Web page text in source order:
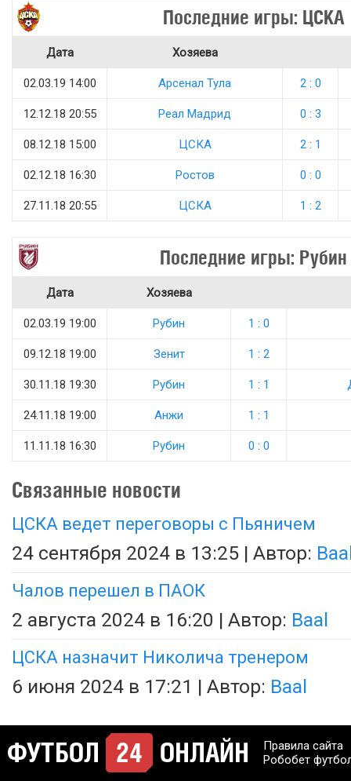
Последние игры: ЦСКА
Дата Хозяева
02.03.19 14:00 Арсенал Тула 2 : 0
12.12.18 20:55 Реал Мадрид 0 : 3
08.12.18 15:00 ЦСКА 2 : 1
02.12.18 16:30 Ростов 0 : 0
27.11.18 20:55 ЦСКА 1 : 2
Последние игры: Рубин
Дата Хозяева
02.03.19 19:00 Рубин 1 : 0
09.12.18 19:00 Зенит 1 : 2
30.11.18 19:30 Рубин 1 : 1
24.11.18 19:00 Анжи 1 : 1
11.11.18 16:30 Рубин 0 : 0
Связанные новости
ЦСКА ведет переговоры с Пьяничем
24 сентября 2024 в 13:25 | Автор:
Чалов перешел в ПАОК
2 августа 2024 в 16:20 | Автор: Baal
ЦСКА назначит Николича тренером
6 июня 2024 в 17:21 | Автор: Baal
Правила сайта
Робобет